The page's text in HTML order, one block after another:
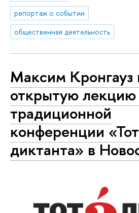
репортаж о событии
общественная деятельность
Максим Кронгауз
открытую
традиционной
конференции
диктанта» в